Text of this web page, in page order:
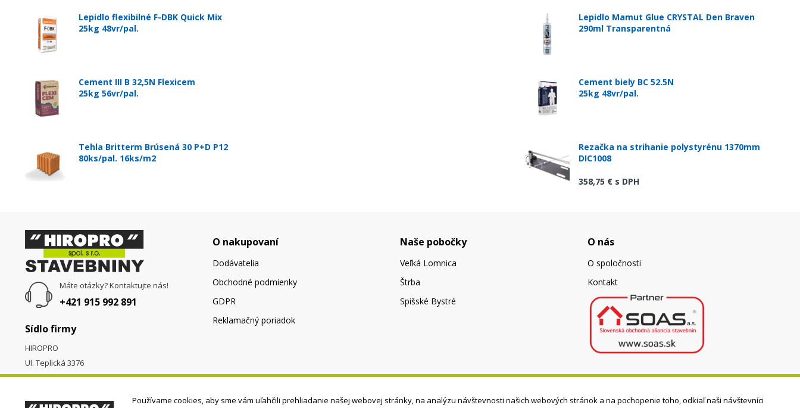
Lepidlo flexibilné F-DBK Quick Mix
25kg 48vr/pal.
Cement III B 32,5N Flexicem
25kg 56vr/pal.
Tehla Britterm Brúsená 30 P+D P12
80ks/pal. 16ks/m2
Lepidlo Mamut Glue CRYSTAL Den Braven
290ml Transparentná
Cement biely BC 52.5N
25kg 48vr/pal.
Rezačka na strihanie polystyrénu 1370mm
DIC1008
358,75 € s DPH
Máte otázky? Kontaktujte nás!
+421 915 992 891
Sídlo firmy
HIROPRO
Ul. Teplická 3376
058 01Poprad
O nakupovaní
Dodávatelia
Obchodné podmienky
GDPR
Reklamačný poriadok
Naše pobočky
Veľká Lomnica
Štrba
Spišské Bystré
O nás
O spoločnosti
Kontakt
Používame cookies, aby sme vám uľahčili prehliadanie našej webovej stránky, na analýzu návštevnosti našich webových stránok a na pochopenie toho, odkiaľ naši návštevníci